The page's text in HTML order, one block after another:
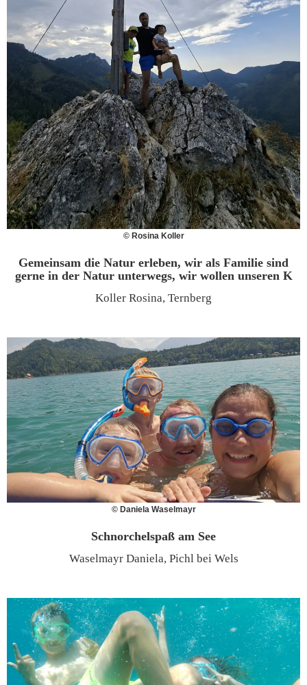
© Rosina Koller
Gemeinsam die Natur erleben, wir als Familie sind
gerne in der Natur unterwegs, wir wollen unseren K
Koller Rosina, Ternberg
© Daniela Waselmayr
Schnorchelspaß am See
Waselmayr Daniela, Pichl bei Wels